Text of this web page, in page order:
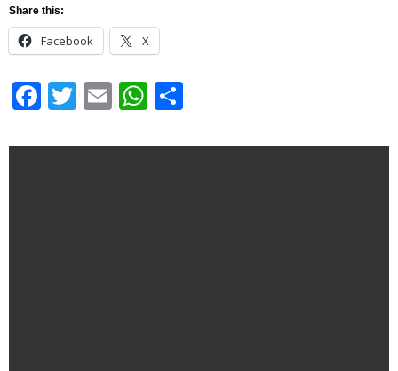
Share this:
Facebook X
Facebook
Twitter
EmailWhatsApp